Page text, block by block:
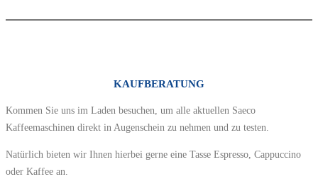
KAUFBERATUNG
Kommen Sie uns im Laden besuchen, um alle aktuellen Saeco
Kaffeemaschinen direkt in Augenschein zu nehmen und zu testen.
Natürlich bieten wir Ihnen hierbei gerne eine Tasse Espresso, Cappuccino
oder Kaffee an.